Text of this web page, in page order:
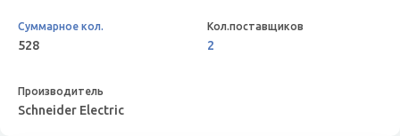
528 2
Schneider Electric